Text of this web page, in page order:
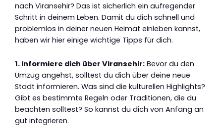
nach Viransehir? Das ist sicherlich ein aufregender
Schritt in deinem Leben. Damit du dich schnell und
problemlos in deiner neuen Heimat einleben kannst,
haben wir hier einige wichtige Tipps für dich.
1. Informiere dich über Viransehir: Bevor du den
Umzug angehst, solltest du dich über deine neue
Stadt informieren. Was sind die kulturellen Highlights?
Gibt es bestimmte Regeln oder Traditionen, die du
beachten solltest? So kannst du dich von Anfang an
gut integrieren.